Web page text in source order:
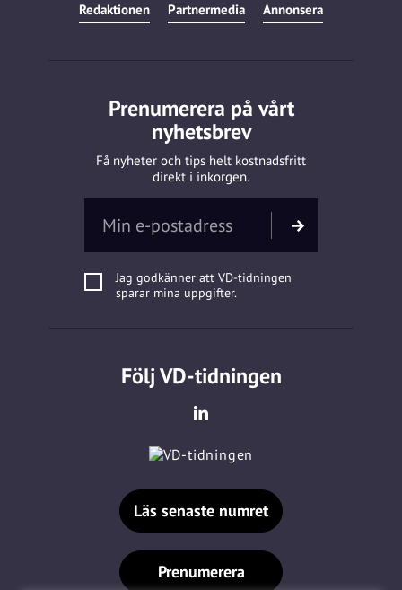
Redaktionen Partnermedia Annonsera
Prenumerera på vårt
nyhetsbrev
Få nyheter och tips helt kostnadsfritt
direkt i inkorgen.
Jag godkänner att VD-tidningen
sparar mina uppgifter.
Följ VD-tidningen
Läs senaste numret
Prenumerera